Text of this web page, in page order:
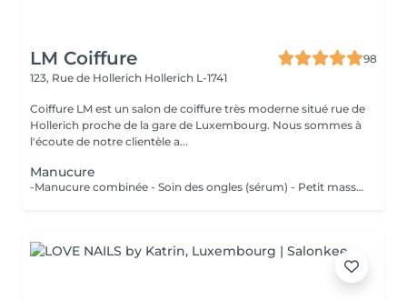
LM Coiffure
98
123, Rue de Hollerich Hollerich L-1741
Coiffure LM est un salon de coiffure très moderne situé rue de
Hollerich proche de la gare de Luxembourg. Nous sommes à
l'écoute de notre clientèle a...
Manucure
-Manucure combinée - Soin des ongles (sérum) - Petit massage